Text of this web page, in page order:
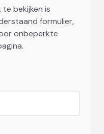
bekijken is
formulier,
onbeperkte